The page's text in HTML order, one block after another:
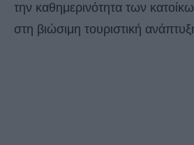
την καθημερινότητα των
στη βιώσιμη τουριστική